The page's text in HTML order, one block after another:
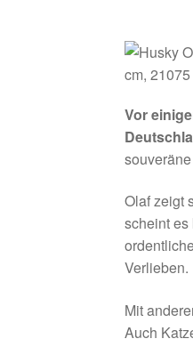
Vor
Olaf zeigt
scheint
Verlieben.
Mit
Auch